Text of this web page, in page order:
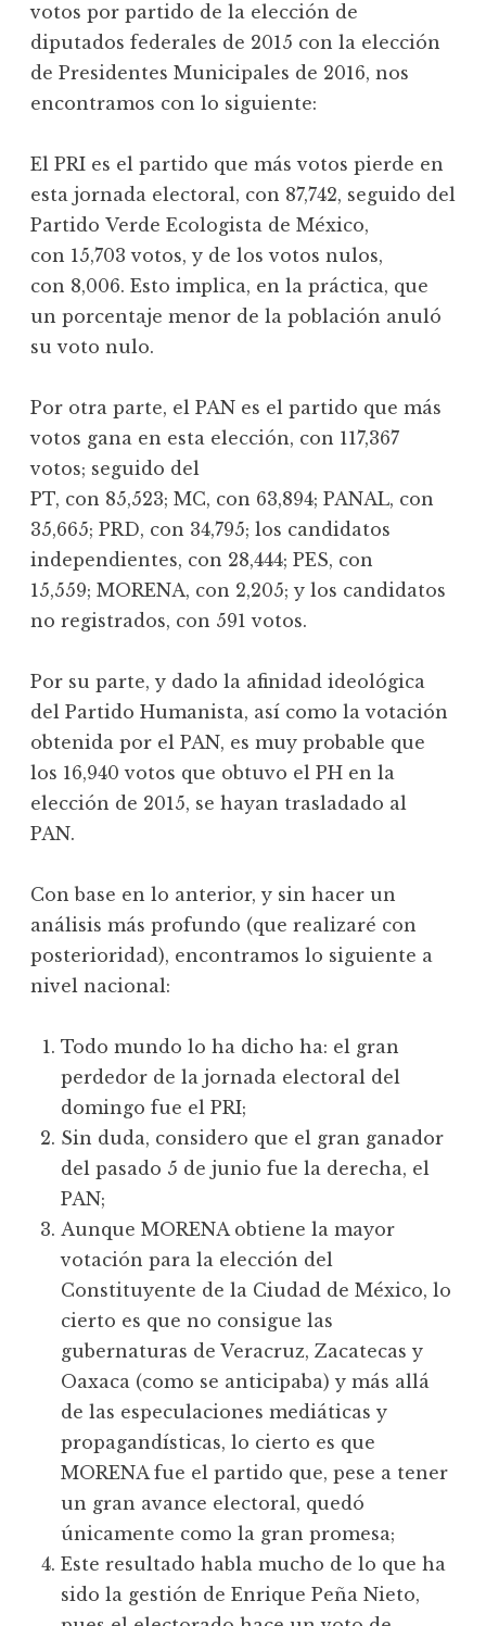
votos por partido de la elección de
diputados federales de 2015 con la elección
de Presidentes Municipales de 2016, nos
encontramos con lo siguiente:
El PRI es el partido que más votos pierde en
esta jornada electoral, con 87,742, seguido del
Partido Verde Ecologista de México,
con 15,703 votos, y de los votos nulos,
con 8,006. Esto implica, en la práctica, que
un porcentaje menor de la población anuló
su voto nulo.
Por otra parte, el PAN es el partido que más
votos gana en esta elección, con 117,367
votos; seguido del
PT, con 85,523; MC, con 63,894; PANAL, con
35,665; PRD, con 34,795; los candidatos
independientes, con 28,444; PES, con
15,559; MORENA, con 2,205; y los candidatos
no registrados, con 591 votos.
Por su parte, y dado la afinidad ideológica
del Partido Humanista, así como la votación
obtenida por el PAN, es muy probable que
los 16,940 votos que obtuvo el PH en la
elección de 2015, se hayan trasladado al
PAN.
Con base en lo anterior, y sin hacer un
análisis más profundo (que realizaré con
posterioridad), encontramos lo siguiente a
nivel nacional:
Todo mundo lo ha dicho ha: el gran
perdedor de la jornada electoral del
domingo fue el PRI;
Sin duda, considero que el gran ganador
del pasado 5 de junio fue la derecha, el
PAN;
Aunque MORENA obtiene la mayor
votación para la elección del
Constituyente de la Ciudad de México, lo
cierto es que no consigue las
gubernaturas de Veracruz, Zacatecas y
Oaxaca (como se anticipaba) y más allá
de las especulaciones mediáticas y
propagandísticas, lo cierto es que
MORENA fue el partido que, pese a tener
un gran avance electoral, quedó
únicamente como la gran promesa;
Este resultado habla mucho de lo que ha
sido la gestión de Enrique Peña Nieto,